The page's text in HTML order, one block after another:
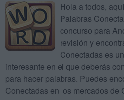
Hola a todos,
Palabras
concurso para
revisión y
Conectadas es
interesante en el que deberás
para hacer palabras. Puedes
Conectadas en los mercados de